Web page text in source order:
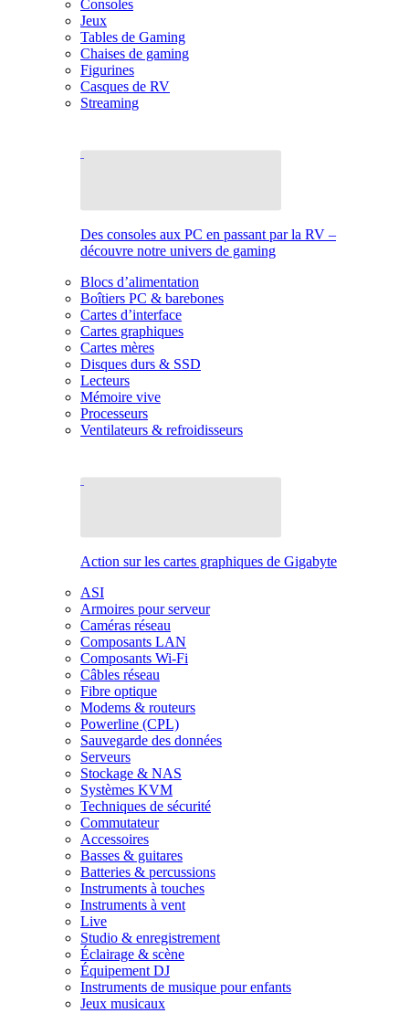
Consoles
Jeux
Tables de Gaming
Chaises de gaming
Figurines
Casques de RV
Streaming
Des consoles aux PC en passant par la RV –
découvre notre univers de gaming
Blocs d’alimentation
Boîtiers PC & barebones
Cartes d’interface
Cartes graphiques
Cartes mères
Disques durs & SSD
Lecteurs
Mémoire vive
Processeurs
Ventilateurs & refroidisseurs
Action sur les cartes graphiques de Gigabyte
ASI
Armoires pour serveur
Caméras réseau
Composants LAN
Composants Wi-Fi
Câbles réseau
Fibre optique
Modems & routeurs
Powerline (CPL)
Sauvegarde des données
Serveurs
Stockage & NAS
Systèmes KVM
Techniques de sécurité
Commutateur
Accessoires
Basses & guitares
Batteries & percussions
Instruments à touches
Instruments à vent
Live
Studio & enregistrement
Éclairage & scène
Équipement DJ
Instruments de musique pour enfants
Jeux musicaux